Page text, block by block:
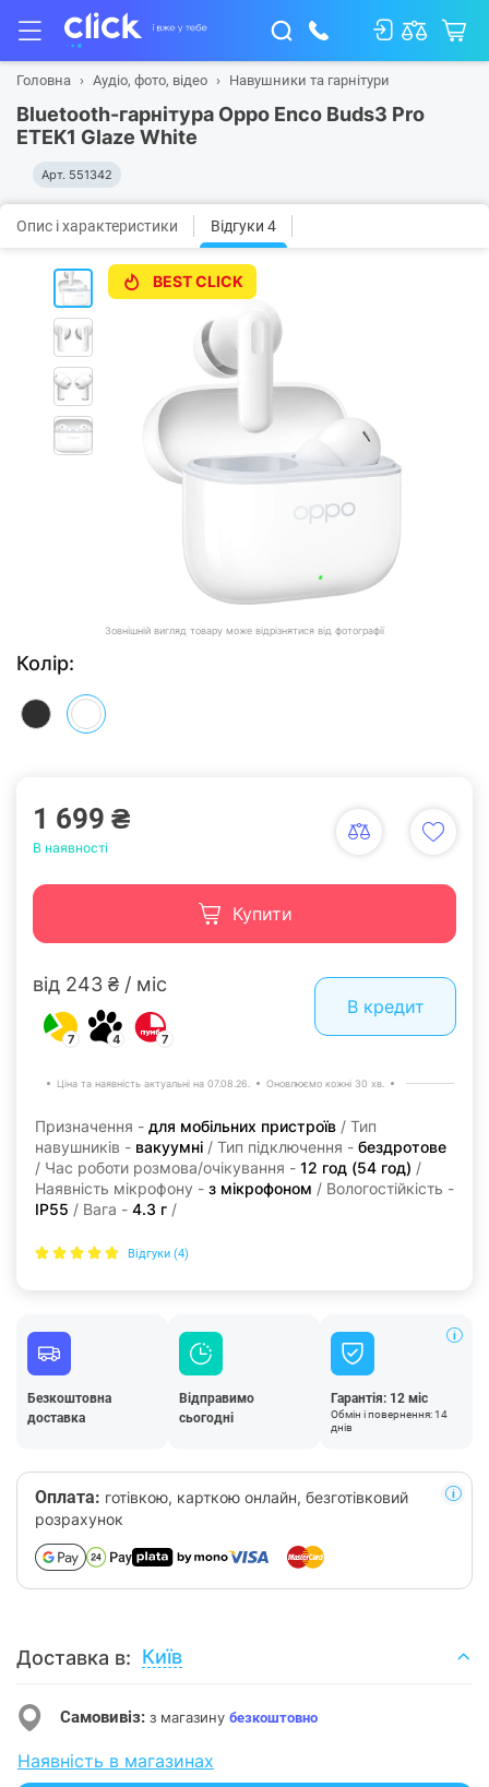
Головна Аудіо, фото, відео Навушники та гарнітури
Bluetooth-гарнітура Oppo Enco Buds3 Pro
ETEK1 Glaze White
Арт. 551342
Опис і характеристики Відгуки 4
BEST CLICK
Зовнішній вигляд товару може відрізнятися від фотографії
Колір:
1 699 ₴
В наявності
Купити
від 243 ₴ / міс
7 4 7
В кредит
Ціна та наявність актуальні на 07.08.26. Оновлюємо кожні 30 хв.
Призначення - для мобільних пристроїв / Тип
навушників - вакуумні / Тип підключення - бездротове
/ Час роботи розмова/очікування - 12 год (54 год) /
Наявність мікрофону - з мікрофоном / Вологостійкість -
IP55 / Вага - 4.3 г /
Відгуки (4)
Безкоштовна
доставка
Відправимо
сьогодні
Гарантія: 12 міс
Обмін і повернення: 14
днів
Оплата: готівкою, карткою онлайн, безготівковий
розрахунок
Доставка в: Київ
Самовивіз: з магазину безкоштовно
Наявність в магазинах